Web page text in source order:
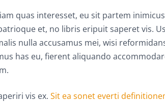
quas interesset, eu sit partem
et, no libris eripuit saperet vis.
nulla accusamus mei, wisi
has eu, fierent aliquando
vis ex. Sit ea sonet everti